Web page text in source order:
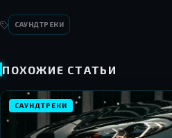
САУНДТРЕКИ
ПОХОЖИЕ СТАТЬИ
САУНДТРЕКИ